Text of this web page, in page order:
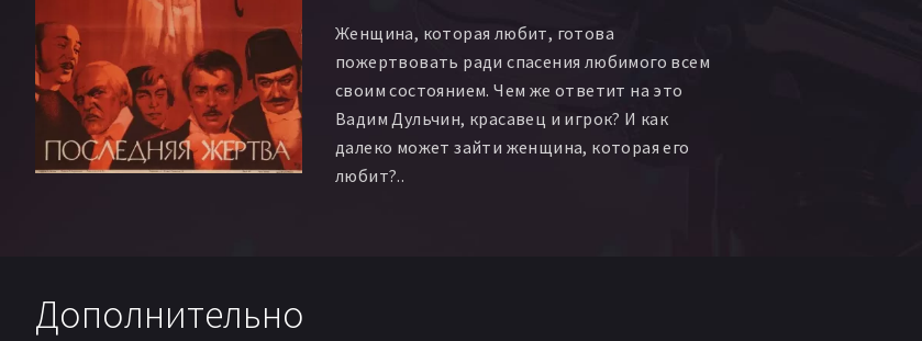
Петр Аржанов Людмила Савченко
Женщина, которая любит, готова
пожертвовать ради спасения любимого всем
своим состоянием. Чем же ответит на это
Вадим Дульчин, красавец и игрок? И как
далеко может зайти женщина, которая его
любит?..
Дополнительно